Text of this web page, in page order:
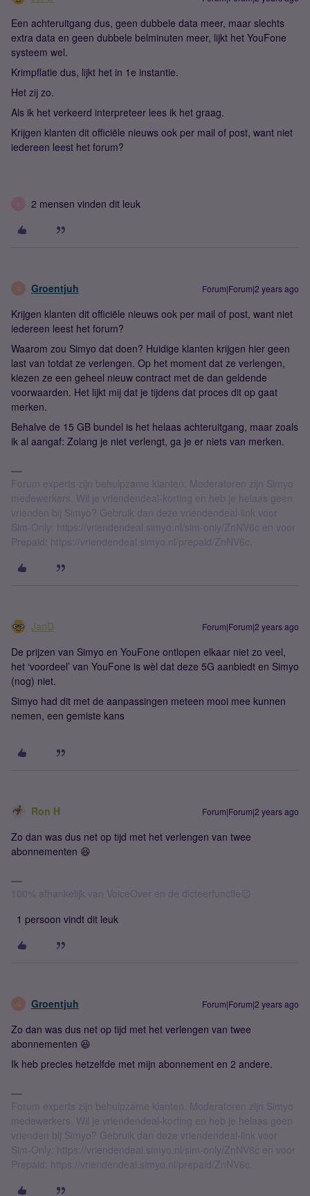
Een achteruitgang dus, geen dubbele data meer, maar slechts
extra data en geen dubbele belminuten meer, lijkt het YouFone
systeem wel.
Krimpflatie dus, lijkt het in 1e instantie.
Het zij zo.
Als ik het verkeerd interpreteer lees ik het graag.
Krijgen klanten dit officiële nieuws ook per mail of post, want niet
iedereen leest het forum?
2 mensen vinden dit leuk
G Groentjuh Forum|Forum|2 years ago
Krijgen klanten dit officiële nieuws ook per mail of post, want niet
iedereen leest het forum?
Waarom zou Simyo dat doen? Huidige klanten krijgen hier geen
last van totdat ze verlengen. Op het moment dat ze verlengen,
kiezen ze een geheel nieuw contract met de dan geldende
voorwaarden. Het lijkt mij dat je tijdens dat proces dit op gaat
merken.
Behalve de 15 GB bundel is het helaas achteruitgang, maar zoals
ik al aangaf: Zolang je niet verlengt, ga je er niets van merken.
Forum experts zijn behulpzame klanten. Moderatoren zijn Simyo
medewerkers. Wil je vriendendeal-korting en heb je helaas geen
vrienden bij Simyo? Gebruik dan deze vriendendeal-link voor
Sim-Only: https://vriendendeal.simyo.nl/sim-only/ZnNV6c en voor
Prepaid: https://vriendendeal.simyo.nl/prepaid/ZnNV6c.
JanD Forum|Forum|2 years ago
De prijzen van Simyo en YouFone ontlopen elkaar niet zo veel,
het ‘voordeel’ van YouFone is wèl dat deze 5G aanbiedt en Simyo
(nog) niet.
Simyo had dit met de aanpassingen meteen mooi mee kunnen
nemen, een gemiste kans
Ron H Forum|Forum|2 years ago
Zo dan was dus net op tijd met het verlengen van twee
abonnementen 😆
100% afhankelijk van VoiceOver en de dicteerfunctie😉
1 persoon vindt dit leuk
G Groentjuh Forum|Forum|2 years ago
Zo dan was dus net op tijd met het verlengen van twee
abonnementen 😆
Ik heb precies hetzelfde met mijn abonnement en 2 andere.
Forum experts zijn behulpzame klanten. Moderatoren zijn Simyo
medewerkers. Wil je vriendendeal-korting en heb je helaas geen
vrienden bij Simyo? Gebruik dan deze vriendendeal-link voor
Sim-Only: https://vriendendeal.simyo.nl/sim-only/ZnNV6c en voor
Prepaid: https://vriendendeal.simyo.nl/prepaid/ZnNV6c.